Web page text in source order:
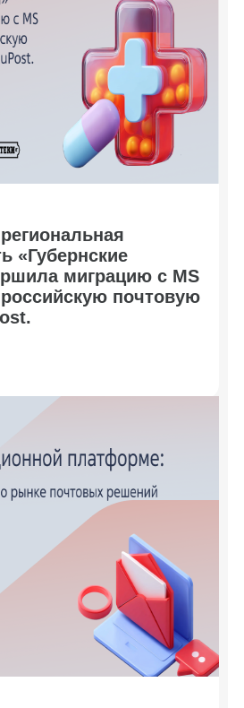
«Губернские
миграцию с MS
почтовую